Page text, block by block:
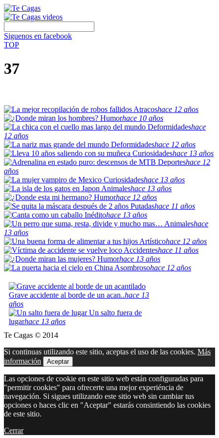
Siguenos en facebook
TOP
37
Atracoshace 12 años
Humorhace 10 años
Deformidadeshace
12 años
Deformidadeshace 12 años
Curiosidadeshace 13 años
Deporteshace 12
años
Curiosidadeshace 13 años
Animaleshace 13 años
Humorhace 12 años
Putadashace 11 años
Inéditohace 13 años
Animaleshace
13 años
Artísticohace 12 años
Accidenteshace 11 años
Humorhace 13 años
Asombrosohace 12 años
Grave accidente al borde de un acan..hace 13
años
Un salto fuera de
lugarhace 13 años
Te Cagas © 2014
Si continuas utilizando este sitio, aceptas el uso de las cookies. Más
información
Aceptar
Las opciones de cookie en este sitio web están configuradas para
"permitir cookies" para ofrecerte una mejor experiéncia de
navegación. Si sigues utilizando este sitio web sin cambiar tus
opciones o haces clic en "Aceptar" estarás consintiendo las cookies
de este sitio.
Cerrar